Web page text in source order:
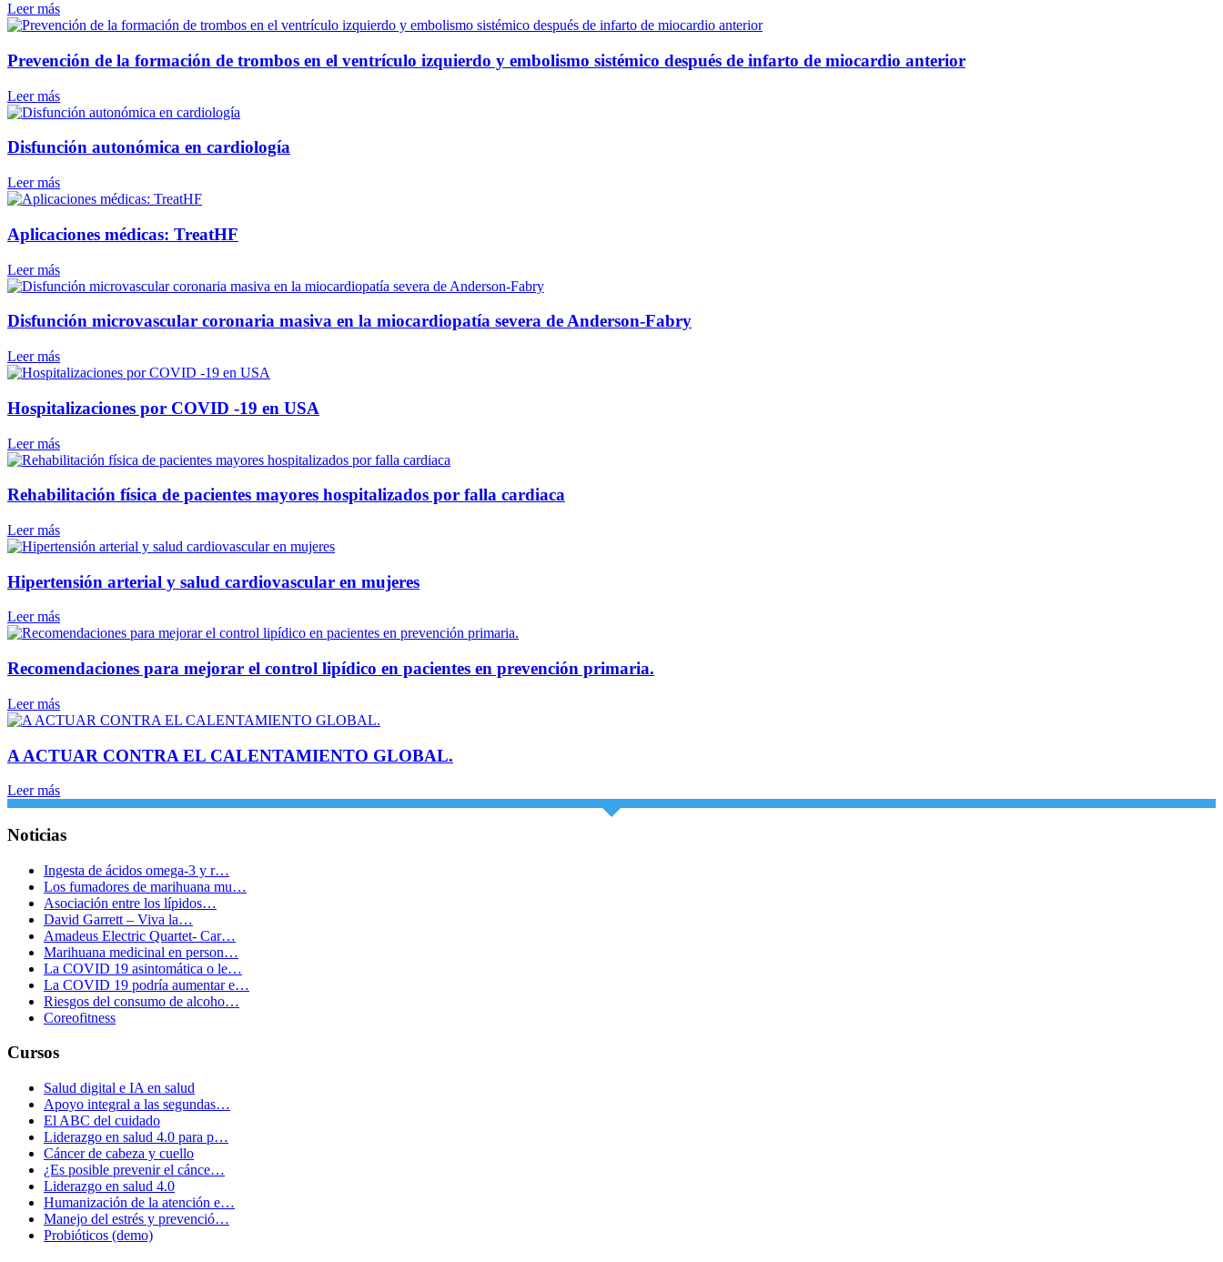
Leer más
Prevención de la formación de trombos en el ventrículo izquierdo y embolismo sistémico después de infarto de miocardio anterior
Leer más
Disfunción autonómica en cardiología
Leer más
Aplicaciones médicas: TreatHF
Leer más
Disfunción microvascular coronaria masiva en la miocardiopatía severa de Anderson-Fabry
Leer más
Hospitalizaciones por COVID -19 en USA
Leer más
Rehabilitación física de pacientes mayores hospitalizados por falla cardiaca
Leer más
Hipertensión arterial y salud cardiovascular en mujeres
Leer más
Recomendaciones para mejorar el control lipídico en pacientes en prevención primaria.
Leer más
A ACTUAR CONTRA EL CALENTAMIENTO GLOBAL.
Leer más
Noticias
Ingesta de ácidos omega-3 y r…
Los fumadores de marihuana mu…
Asociación entre los lípidos…
David Garrett – Viva la…
Amadeus Electric Quartet- Car…
Marihuana medicinal en person…
La COVID 19 asintomática o le…
La COVID 19 podría aumentar e…
Riesgos del consumo de alcoho…
Coreofitness
Cursos
Salud digital e IA en salud
Apoyo integral a las segundas…
El ABC del cuidado
Liderazgo en salud 4.0 para p…
Cáncer de cabeza y cuello
¿Es posible prevenir el cánce…
Liderazgo en salud 4.0
Humanización de la atención e…
Manejo del estrés y prevenció…
Probióticos (demo)